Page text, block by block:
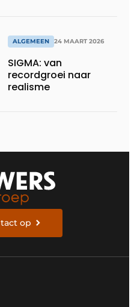
ALGEMEEN 24 MAART 2026
SIGMA: van
recordgroei naar
realisme
op